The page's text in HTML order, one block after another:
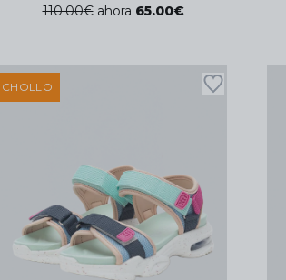
110.00€ ahora 65.00€
CHOLLO